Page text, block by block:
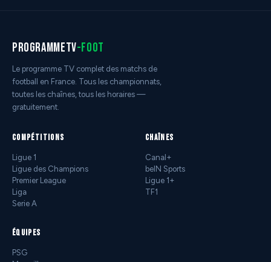
programmetv-foot
Le programme TV complet des matchs de
football en France. Tous les championnats,
toutes les chaînes, tous les horaires —
gratuitement.
COMPÉTITIONS
Ligue 1
Ligue des Champions
Premier League
Liga
Serie A
CHAÎNES
Canal+
beIN Sports
Ligue 1+
TF1
ÉQUIPES
PSG